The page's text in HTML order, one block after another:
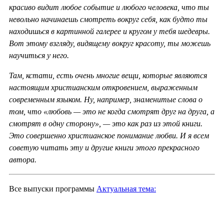
красиво видит любое событие и любого человека, что ты
невольно начинаешь смотреть вокруг себя, как будто ты
находишься в картинной галерее и кругом у тебя шедевры.
Вот этому взгляду, видящему вокруг красоту, ты можешь
научиться у него.
Там, кстати, есть очень многие вещи, которые являются
настоящим христианским откровением, выраженным
современным языком. Ну, например, знаменитые слова о
том, что «любовь — это не когда смотрят друг на друга, а
смотрят в одну сторону», — это как раз из этой книги.
Это совершенно христианское понимание любви. И я всем
советую читать эту и другие книги этого прекрасного
автора.
Все выпуски программы Актуальная тема: